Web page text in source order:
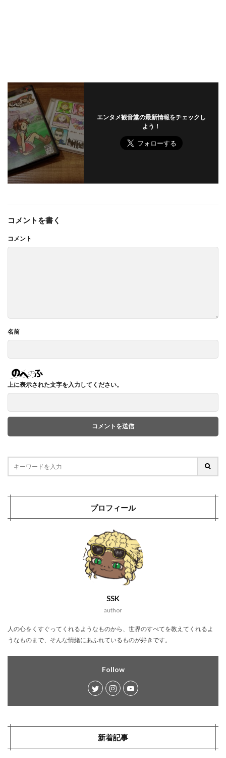
エンタメ観音堂の最新情報をチェックし
よう！
コメントを書く
コメント
名前
上に表示された文字を入力してください。
プロフィール
SSK
author
人の心をくすぐってくれるようなものから、世界のすべてを教えてくれるよ
うなものまで、そんな情緒にあふれているものが好きです。
Follow
新着記事